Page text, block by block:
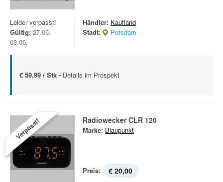
Leider verpasst!
Gültig: 27.05. -
03.06.
Händler: Kaufland
Stadt:
Potsdam
€ 59,99 / Stk - Details im Prospekt
Verpasst! Radiowecker CLR 120
Marke: Blaupunkt
Preis: € 20,00